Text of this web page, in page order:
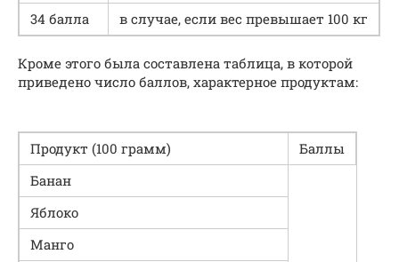
34 балла
в случае, если вес превышает 100 кг
Кроме этого была составлена таблица, в которой
приведено число баллов, характерное продуктам:
Продукт (100 грамм)
Баллы
Банан
Яблоко
Манго